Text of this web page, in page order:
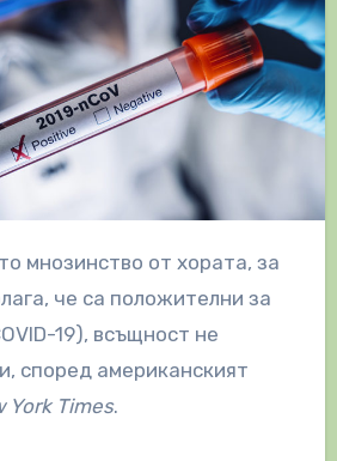
че са положителни за
19), всъщност не
според американският
York Times.